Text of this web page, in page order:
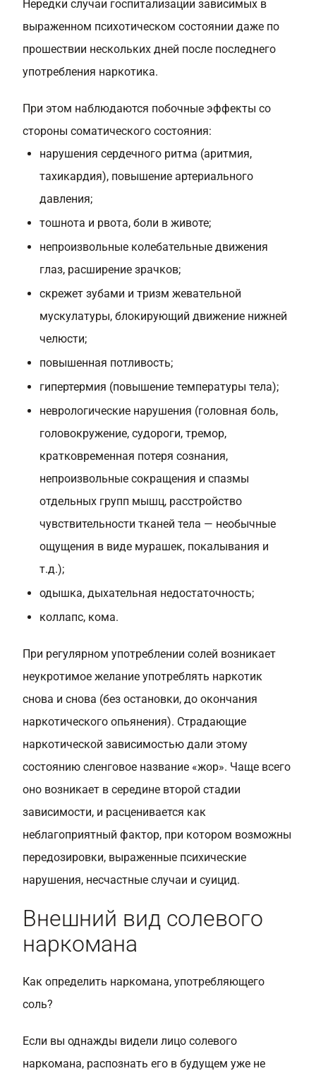
Нередки случаи госпитализации зависимых в
выраженном психотическом состоянии даже по
прошествии нескольких дней после последнего
употребления наркотика.
При этом наблюдаются побочные эффекты со
стороны соматического состояния:
нарушения сердечного ритма (аритмия,
тахикардия), повышение артериального
давления;
тошнота и рвота, боли в животе;
непроизвольные колебательные движения
глаз, расширение зрачков;
скрежет зубами и тризм жевательной
мускулатуры, блокирующий движение нижней
челюсти;
повышенная потливость;
гипертермия (повышение температуры тела);
неврологические нарушения (головная боль,
головокружение, судороги, тремор,
кратковременная потеря сознания,
непроизвольные сокращения и спазмы
отдельных групп мышц, расстройство
чувствительности тканей тела — необычные
ощущения в виде мурашек, покалывания и
т.д.);
одышка, дыхательная недостаточность;
коллапс, кома.
При регулярном употреблении солей возникает
неукротимое желание употреблять наркотик
снова и снова (без остановки, до окончания
наркотического опьянения). Страдающие
наркотической зависимостью дали этому
состоянию сленговое название «жор». Чаще всего
оно возникает в середине второй стадии
зависимости, и расценивается как
неблагоприятный фактор, при котором возможны
передозировки, выраженные психические
нарушения, несчастные случаи и суицид.
Внешний вид солевого
наркомана
Как определить наркомана, употребляющего
соль?
Если вы однажды видели лицо солевого
наркомана, распознать его в будущем уже не